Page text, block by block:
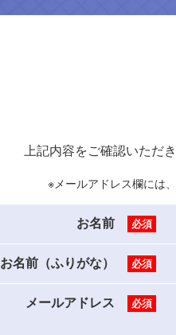
上記内容をご確認いただ
※メールアドレス欄には
お名前 必須
お名前（ふりがな） 必須
メールアドレス 必須